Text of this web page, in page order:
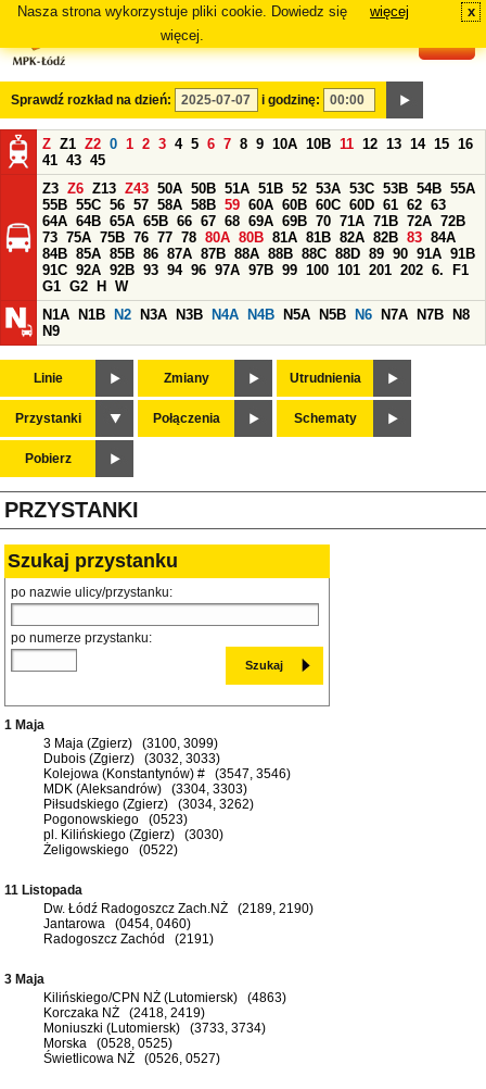
Nasza strona wykorzystuje pliki cookie. Dowiedz się
więcej.
więcej x
Sprawdź rozkład na dzień: i godzinę:
Z Z1 Z2 0 1 2 3 4 5 6 7 8 9 10A 10B 11 12 13 14 15 16
41 43 45
Z3 Z6 Z13 Z43 50A 50B 51A 51B 52 53A 53C 53B 54B 55A
55B 55C 56 57 58A 58B 59 60A 60B 60C 60D 61 62 63
64A 64B 65A 65B 66 67 68 69A 69B 70 71A 71B 72A 72B
73 75A 75B 76 77 78 80A 80B 81A 81B 82A 82B 83 84A
84B 85A 85B 86 87A 87B 88A 88B 88C 88D 89 90 91A 91B
91C 92A 92B 93 94 96 97A 97B 99 100 101 201 202 6.
F1
G1 G2 H
W
N1A
N1B N2 N3A N3B N4A N4B N5A N5B N6 N7A N7B
N8
N9
Linie Zmiany Utrudnienia
Przystanki Połączenia Schematy
Pobierz
PRZYSTANKI
Szukaj przystanku
po nazwie ulicy/przystanku:
po numerze przystanku:
1 Maja
3 Maja (Zgierz) (3100, 3099)
Dubois (Zgierz) (3032, 3033)
Kolejowa (Konstantynów) # (3547, 3546)
MDK (Aleksandrów) (3304, 3303)
Piłsudskiego (Zgierz) (3034, 3262)
Pogonowskiego (0523)
pl. Kilińskiego (Zgierz) (3030)
Żeligowskiego (0522)
11 Listopada
Dw. Łódź Radogoszcz Zach.NŻ (2189, 2190)
Jantarowa (0454, 0460)
Radogoszcz Zachód (2191)
3 Maja
Kilińskiego/CPN NŻ (Lutomiersk) (4863)
Korczaka NŻ (2418, 2419)
Moniuszki (Lutomiersk) (3733, 3734)
Morska (0528, 0525)
Świetlicowa NŻ (0526, 0527)